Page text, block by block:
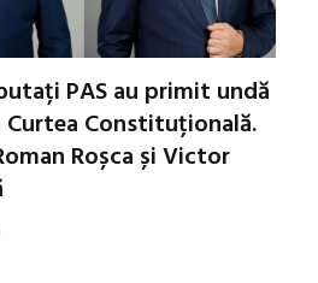
PAS au primit undă
Curtea Constituțională.
Roșca și Victor